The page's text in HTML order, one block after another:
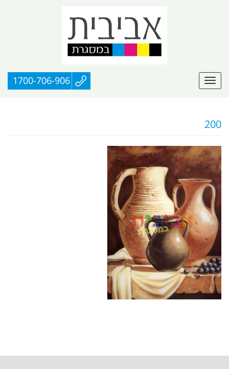
1700-706-906
200